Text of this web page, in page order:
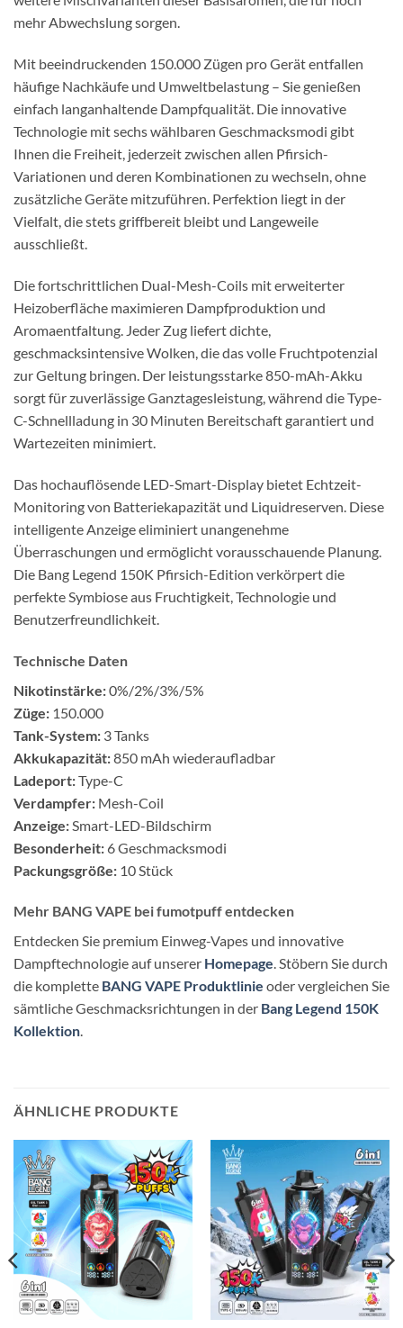
mehr Abwechslung sorgen.
Mit beeindruckenden 150.000 Zügen pro Gerät entfallen
häufige Nachkäufe und Umweltbelastung – Sie genießen
einfach langanhaltende Dampfqualität. Die innovative
Technologie mit sechs wählbaren Geschmacksmodi gibt
Ihnen die Freiheit, jederzeit zwischen allen Pfirsich-
Variationen und deren Kombinationen zu wechseln, ohne
zusätzliche Geräte mitzuführen. Perfektion liegt in der
Vielfalt, die stets griffbereit bleibt und Langeweile
ausschließt.
Die fortschrittlichen Dual-Mesh-Coils mit erweiterter
Heizoberfläche maximieren Dampfproduktion und
Aromaentfaltung. Jeder Zug liefert dichte,
geschmacksintensive Wolken, die das volle Fruchtpotenzial
zur Geltung bringen. Der leistungsstarke 850-mAh-Akku
sorgt für zuverlässige Ganztagesleistung, während die Type-
C-Schnellladung in 30 Minuten Bereitschaft garantiert und
Wartezeiten minimiert.
Das hochauflösende LED-Smart-Display bietet Echtzeit-
Monitoring von Batteriekapazität und Liquidreserven. Diese
intelligente Anzeige eliminiert unangenehme
Überraschungen und ermöglicht vorausschauende Planung.
Die Bang Legend 150K Pfirsich-Edition verkörpert die
perfekte Symbiose aus Fruchtigkeit, Technologie und
Benutzerfreundlichkeit.
Technische Daten
Nikotinstärke:0%/2%/3%/5%
Züge: 150.000
Tank-System: 3 Tanks
Akkukapazität:850 mAh wiederaufladbar
Ladeport:Type-C
Verdampfer: Mesh-Coil
Anzeige: Smart-LED-Bildschirm
Besonderheit: 6 Geschmacksmodi
Packungsgröße: 10 Stück
Mehr BANG VAPE bei fumotpuff entdecken
Entdecken Sie premium Einweg-Vapes und innovative
Dampftechnologie auf unserer Homepage. Stöbern Sie durch
die komplette BANG VAPE Produktlinie oder vergleichen Sie
sämtliche Geschmacksrichtungen in der Bang Legend 150K
Kollektion.
ÄHNLICHE PRODUKTE